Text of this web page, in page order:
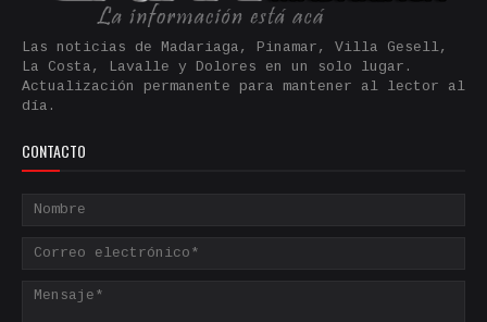
Las noticias de Madariaga, Pinamar, Villa Gesell,
La Costa, Lavalle y Dolores en un solo lugar.
Actualización permanente para mantener al lector al
día.
CONTACTO